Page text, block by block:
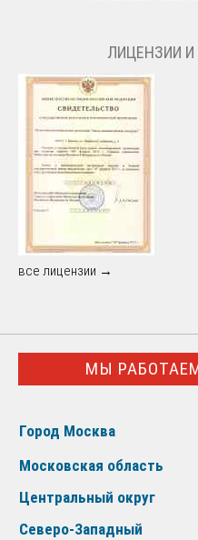
ЛИЦЕНЗИИ
все лицензии →
МЫ
Город Москва
Московская область
Центральный округ
Северо-Западный